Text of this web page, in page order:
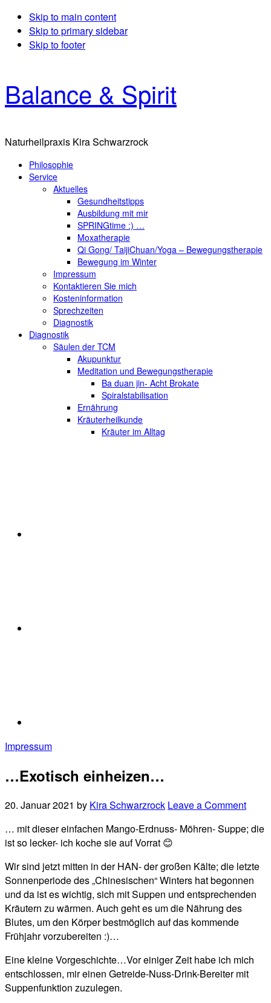
Skip to main content
Skip to primary sidebar
Skip to footer
Balance & Spirit
Naturheilpraxis Kira Schwarzrock
Philosophie
Service
Aktuelles
Gesundheitstipps
Ausbildung mit mir
SPRINGtime :) …
Moxatherapie
Qi Gong/ TaijiChuan/Yoga – Bewegungstherapie
Bewegung im Winter
Impressum
Kontaktieren Sie mich
Kosteninformation
Sprechzeiten
Diagnostik
Diagnostik
Säulen der TCM
Akupunktur
Meditation und Bewegungstherapie
Ba duan jin- Acht Brokate
Spiralstabilisation
Ernährung
Kräuterheilkunde
Kräuter im Alltag
Impressum
…Exotisch einheizen…
20. Januar 2021 by Kira Schwarzrock Leave a Comment
… mit dieser einfachen Mango-Erdnuss- Möhren- Suppe; die
ist so lecker- ich koche sie auf Vorrat 😊
Wir sind jetzt mitten in der HAN- der großen Kälte; die letzte
Sonnenperiode des „Chinesischen“ Winters hat begonnen
und da ist es wichtig, sich mit Suppen und entsprechenden
Kräutern zu wärmen. Auch geht es um die Nährung des
Blutes, um den Körper bestmöglich auf das kommende
Frühjahr vorzubereiten :)…
Eine kleine Vorgeschichte…Vor einiger Zeit habe ich mich
entschlossen, mir einen Getreide-Nuss-Drink-Bereiter mit
Suppenfunktion zuzulegen.